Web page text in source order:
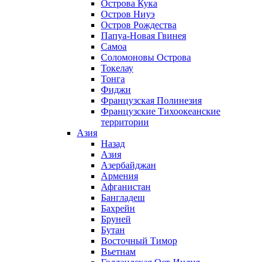
Острова Кука
Остров Ниуэ
Остров Рождества
Папуа-Новая Гвинея
Самоа
Соломоновы Острова
Токелау
Тонга
Фиджи
Французская Полинезия
Французские Тихоокеанские
территории
Азия
Назад
Азия
Азербайджан
Армения
Афганистан
Бангладеш
Бахрейн
Бруней
Бутан
Восточный Тимор
Вьетнам